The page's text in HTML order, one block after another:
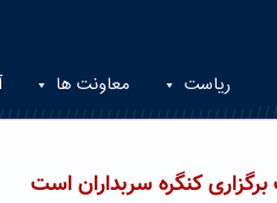
ریاست معاونت ها
کنگره سربداران است